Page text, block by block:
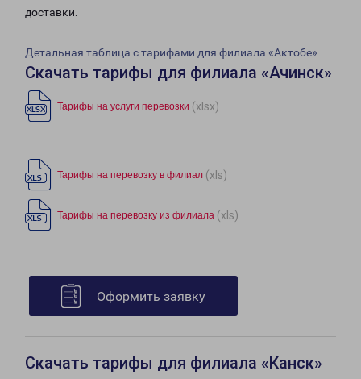
доставки.
Детальная таблица с тарифами для филиала «Актобе»
Скачать тарифы для филиала «Ачинск»
Тарифы на услуги перевозки (xlsx)
Тарифы на перевозку в филиал (xls)
Тарифы на перевозку из филиала (xls)
Оформить заявку
Скачать тарифы для филиала «Канск»